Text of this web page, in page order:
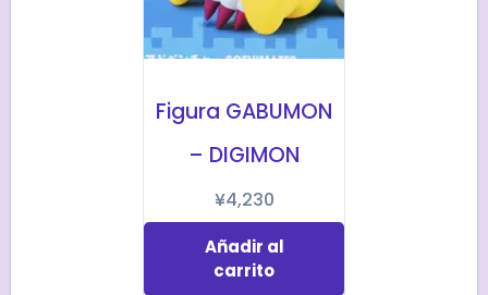
Figura GABUMON
– DIGIMON
¥4,230
Añadir al
carrito